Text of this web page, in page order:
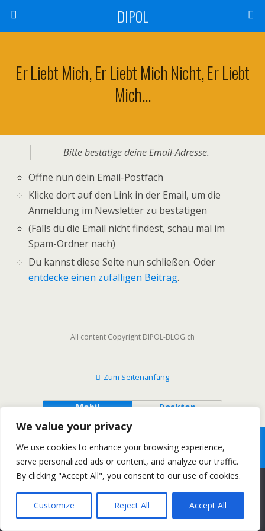
We value your privacy
We use cookies to enhance your browsing experience,
serve personalized ads or content, and analyze our traffic.
By clicking "Accept All", you consent to our use of cookies.
Customize Reject All Accept All
DIPOL
Er Liebt Mich, Er Liebt Mich Nicht, Er Liebt
Mich…
Bitte bestätige deine Email-Adresse.
Öffne nun dein Email-Postfach
Klicke dort auf den Link in der Email, um die
Anmeldung im Newsletter zu bestätigen
(Falls du die Email nicht findest, schau mal im
Spam-Ordner nach)
Du kannst diese Seite nun schließen. Oder
entdecke einen zufälligen Beitrag.
All content Copyright DIPOL-BLOG.ch
Diese Website benutzt Cookies. Wenn du die Website weiter
nutzt, gehen wir von deinem Einverständnis aus.
Zum Seitenanfang
Mobil Desktop